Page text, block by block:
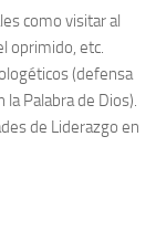
como visitar al
oprimido, etc.
(defensa
Palabra de Dios).
de Liderazgo en